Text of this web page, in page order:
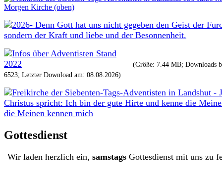
(Größe: 7.44 MB; Downloads
6523; Letzter Download am: 08.08.2026)
Gottesdienst
Wir laden herzlich ein, samstagsGottesdienst mit uns zu